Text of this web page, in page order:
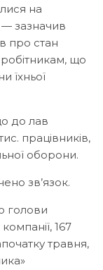
на
— зазначив
про стан
робітникам, що
їхньої
до лав
працівників,
оборони.
зв’язок.
голови
167
травня,